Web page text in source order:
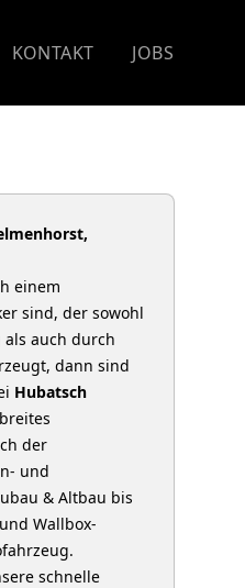
KONTAKT JOBS
einem
sind, der sowohl
auch durch
dann sind
Hubatsch
der
und
& Altbau bis
Wallbox-
schnelle